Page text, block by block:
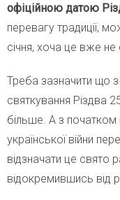
офіційною датою
перевагу традиції,
січня, хоча це вже не
Треба зазначити що з
святкування Різдва
більше. А з
української війни
відзначати це свято
відокремившись від